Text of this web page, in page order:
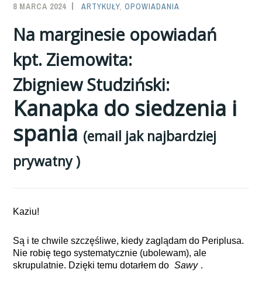
8 MARCA 2024
SAILOR-
ARTYKUŁY,OPOWIADANIA
Na marginesie opowiadań
kpt. Ziemowita:
Zbigniew Studziński:
Kanapka do siedzenia i
spania (email jak najbardziej
prywatny )
Kaziu!
Są i te chwile szczęśliwe, kiedy zaglądam do Periplusa.
Nie robię tego systematycznie (ubolewam), ale
skrupulatnie. Dzięki temu dotarłem do „Sawy” .